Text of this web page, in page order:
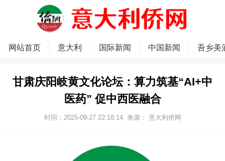
网站首页 意大利 国际新闻 中国新闻 吾乡美
甘肃庆阳岐黄文化论坛：算力筑基“AI+中
医药” 促中西医融合
时间：2025-09-27 22:18:14 来源： 意大利侨网